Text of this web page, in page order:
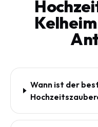
Wann ist der